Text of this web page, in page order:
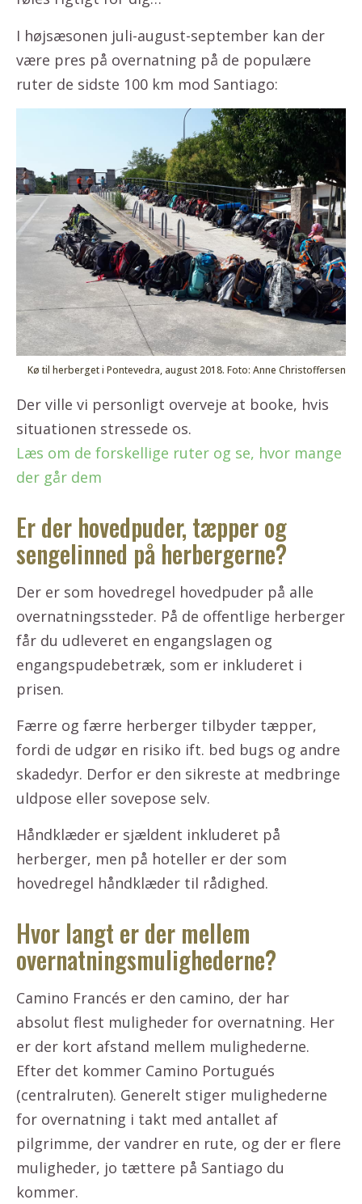
I højsæsonen juli-august-september kan der
være pres på overnatning på de populære
ruter de sidste 100 km mod Santiago:
Kø til herberget i Pontevedra, august 2018. Foto: Anne Christoffersen
Der ville vi personligt overveje at booke, hvis
situationen stressede os.
Læs om de forskellige ruter og se, hvor mange
der går dem
Er der hovedpuder, tæpper og
sengelinned på herbergerne?
Der er som hovedregel hovedpuder på alle
overnatningssteder. På de offentlige herberger
får du udleveret en engangslagen og
engangspudebetræk, som er inkluderet i
prisen.
Færre og færre herberger tilbyder tæpper,
fordi de udgør en risiko ift. bed bugs og andre
skadedyr. Derfor er den sikreste at medbringe
uldpose eller sovepose selv.
Håndklæder er sjældent inkluderet på
herberger, men på hoteller er der som
hovedregel håndklæder til rådighed.
Hvor langt er der mellem
overnatningsmulighederne?
Camino Francés er den camino, der har
absolut flest muligheder for overnatning. Her
er der kort afstand mellem mulighederne.
Efter det kommer Camino Portugués
(centralruten). Generelt stiger mulighederne
for overnatning i takt med antallet af
pilgrimme, der vandrer en rute, og der er flere
muligheder, jo tættere på Santiago du
kommer.